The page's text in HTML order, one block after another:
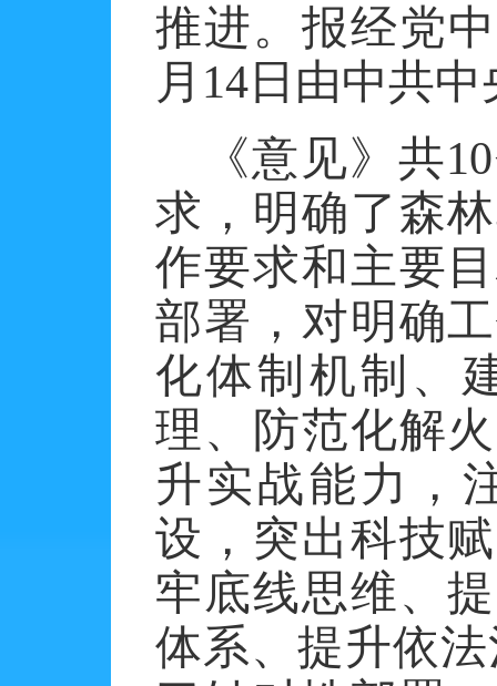
推进。报经党
月 14日由中共
《意见》共10
求，明确了森
作要求和主要
部署，对明确
化体制机制、
理、防范化解
升实战能力，
设，突出科技
牢底线思维、
体系、提升依